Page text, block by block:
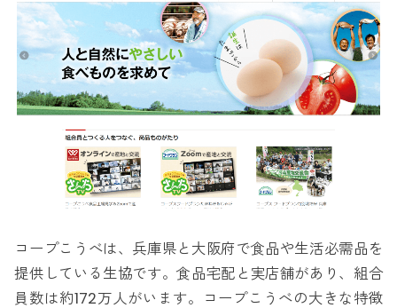
コープこうべは、兵庫県と大阪府で食品や生活必需品を
提供している生協です。食品宅配と実店舗があり、組合
員数は約172万人がいます。コープこうべの大きな特徴